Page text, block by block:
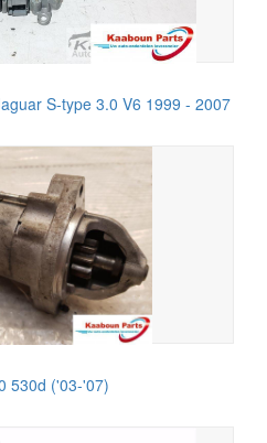
S-type 3.0 V6 1999 - 2007
530d ('03-'07)